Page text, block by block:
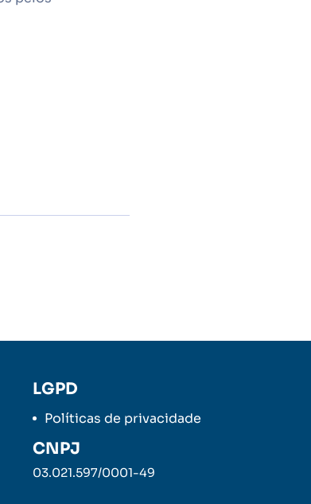
LGPD
Políticas de privacidade
CNPJ
03.021.597/0001-49